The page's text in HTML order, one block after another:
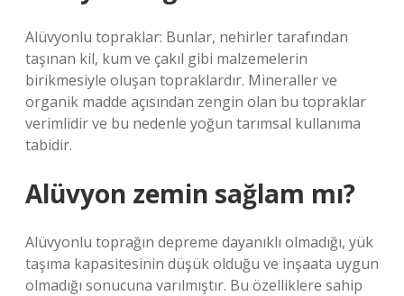
Alüvyonlu topraklar: Bunlar, nehirler tarafından
taşınan kil, kum ve çakıl gibi malzemelerin
birikmesiyle oluşan topraklardır. Mineraller ve
organik madde açısından zengin olan bu topraklar
verimlidir ve bu nedenle yoğun tarımsal kullanıma
tabidir.
Alüvyon zemin sağlam mı?
Alüvyonlu toprağın depreme dayanıklı olmadığı, yük
taşıma kapasitesinin düşük olduğu ve inşaata uygun
olmadığı sonucuna varılmıştır. Bu özelliklere sahip